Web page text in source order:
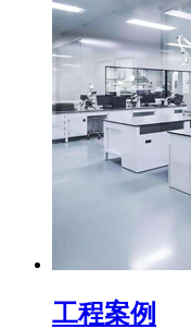
工程案例